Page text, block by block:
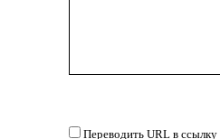
Переводить URL в ссылку